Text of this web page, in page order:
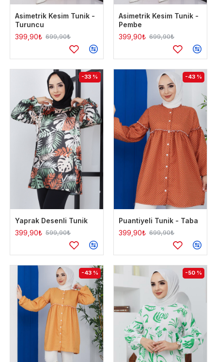
Asimetrik Kesim Tunik -
Turuncu
399,90₺ 699,90₺
Asimetrik Kesim Tunik -
Pembe
399,90₺ 699,90₺
-33 %
Yaprak Desenli Tunik
399,90₺ 599,90₺
-43 %
Puantiyeli Tunik - Taba
399,90₺ 699,90₺
-43 % -50 %